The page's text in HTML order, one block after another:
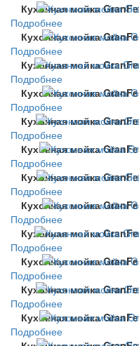
Кухонная мойка
Подробнее
Кухонная мойка
Подробнее
Кухонная мойка
Подробнее
Кухонная мойка
Подробнее
Кухонная мойка
Подробнее
Кухонная мойка
Подробнее
Кухонная мойка
Подробнее
Кухонная мойка
Подробнее
Кухонная мойка
Подробнее
Кухонная мойка
Подробнее
Кухонная мойка
Подробнее
Кухонная мойка
Подробнее